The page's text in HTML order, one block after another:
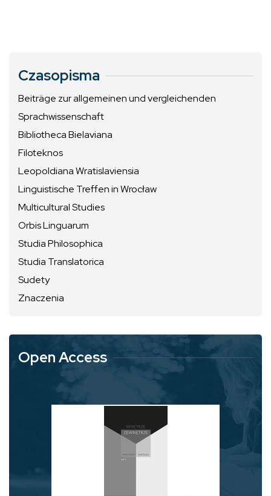
Czasopisma
Beiträge zur allgemeinen und vergleichenden
Sprachwissenschaft
Bibliotheca Bielaviana
Filoteknos
Leopoldiana Wratislaviensia
Linguistische Treffen in Wrocław
Multicultural Studies
Orbis Linguarum
Studia Philosophica
Studia Translatorica
Sudety
Znaczenia
Open Access